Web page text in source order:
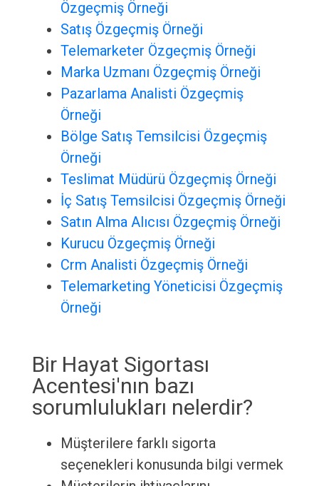
Özgeçmiş Örneği
Satış Özgeçmiş Örneği
Telemarketer Özgeçmiş Örneği
Marka Uzmanı Özgeçmiş Örneği
Pazarlama Analisti Özgeçmiş
Örneği
Bölge Satış Temsilcisi Özgeçmiş
Örneği
Teslimat Müdürü Özgeçmiş Örneği
İç Satış Temsilcisi Özgeçmiş Örneği
Satın Alma Alıcısı Özgeçmiş Örneği
Kurucu Özgeçmiş Örneği
Crm Analisti Özgeçmiş Örneği
Telemarketing Yöneticisi Özgeçmiş
Örneği
Bir Hayat Sigortası
Acentesi'nın bazı
sorumlulukları nelerdir?
Müşterilere farklı sigorta
seçenekleri konusunda bilgi vermek